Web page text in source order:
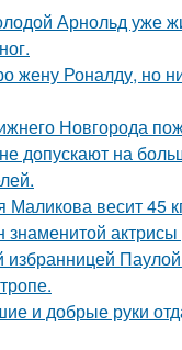
Арнольд уже
жену Роналду, но
Новгорода
допускают на
весит 45
избранницей
и добрые руки